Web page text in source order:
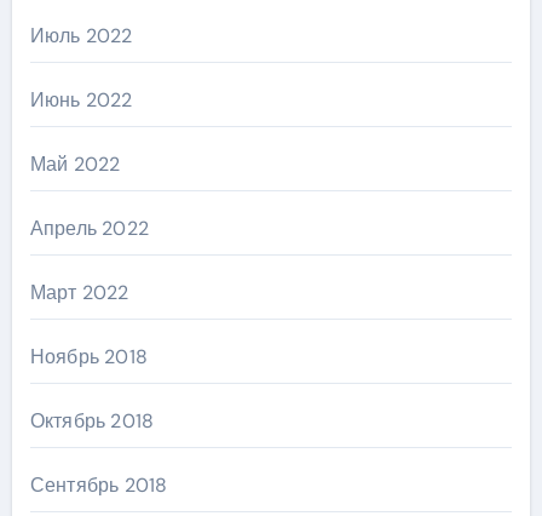
Июль 2022
Июнь 2022
Май 2022
Апрель 2022
Март 2022
Ноябрь 2018
Октябрь 2018
Сентябрь 2018